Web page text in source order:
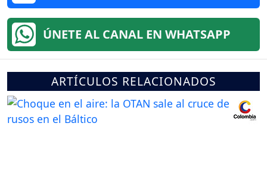
ÚNETE AL CANAL EN WHATSAPP
ARTÍCULOS RELACIONADOS